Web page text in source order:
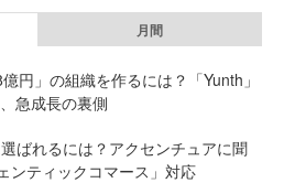
月間
円」の組織を作るには？「Yunth」
急成長の裏側
ばれるには？アクセンチュアに聞
ンティックコマース」対応